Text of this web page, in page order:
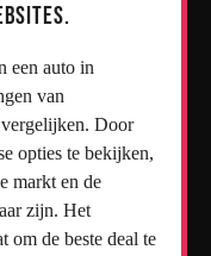
een auto in
van
vergelijken. Door
opties te bekijken,
markt en de
zijn. Het
om de beste deal te